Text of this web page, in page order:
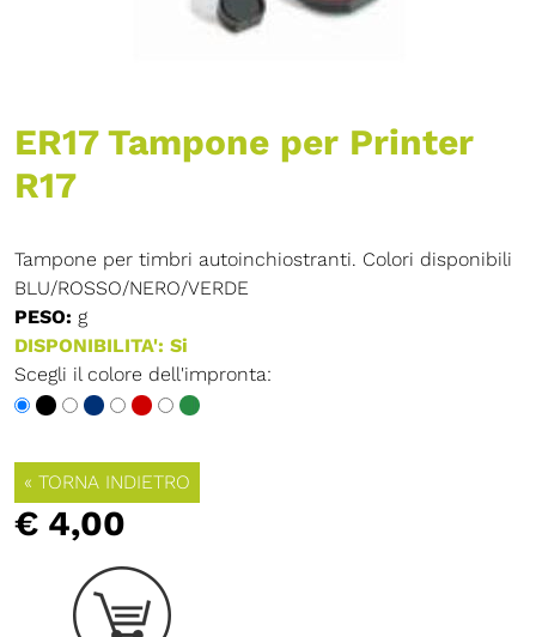
ER17 Tampone per Printer
R17
Tampone per timbri autoinchiostranti. Colori disponibili
BLU/ROSSO/NERO/VERDE
PESO: g
DISPONIBILITA': Si
Scegli il colore dell'impronta:
« TORNA INDIETRO
€ 4,00